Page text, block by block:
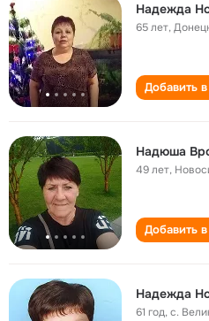
Надежда
65 лет,
Добавить
Надюша
49 лет,
Добавить
Надежда
61 год,с.